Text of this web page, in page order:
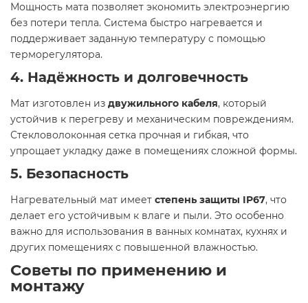
Мощность мата позволяет экономить электроэнергию
без потери тепла. Система быстро нагревается и
поддерживает заданную температуру с помощью
терморегулятора.
4. Надёжность и долговечность
Мат изготовлен из двужильного кабеля, который
устойчив к перегреву и механическим повреждениям.
Стекловолоконная сетка прочная и гибкая, что
упрощает укладку даже в помещениях сложной формы.
5. Безопасность
Нагревательный мат имеет степень защиты IP67, что
делает его устойчивым к влаге и пыли. Это особенно
важно для использования в ванных комнатах, кухнях и
других помещениях с повышенной влажностью.
Советы по применению и
монтажу